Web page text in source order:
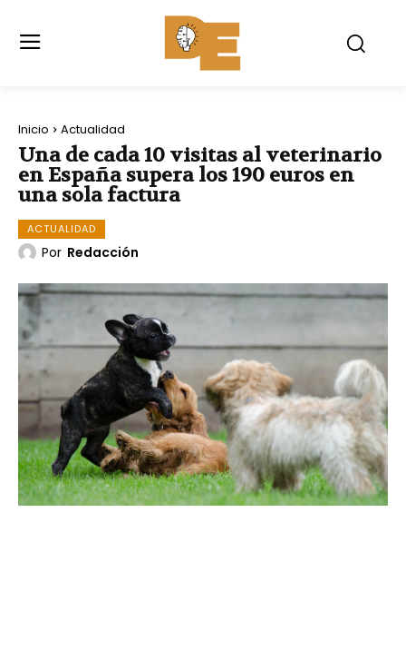
Inicio Actualidad
Una de cada 10 visitas al veterinario
en España supera los 190 euros en
una sola factura
ACTUALIDAD
Por Redacción